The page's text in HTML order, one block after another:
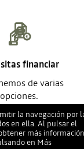
la navegación por
en ella. Al pulsar el
más
en Más
financiar
de varias
opciones.